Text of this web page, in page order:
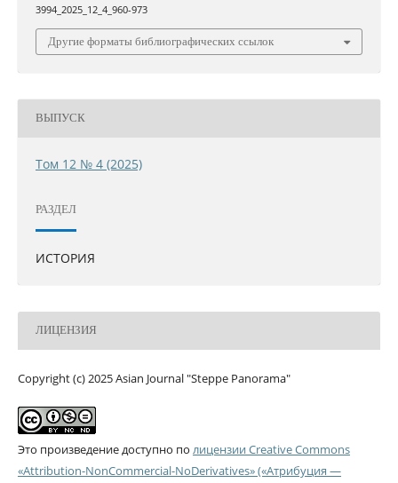
3994_2025_12_4_960-973
Другие форматы библиографических ссылок
ВЫПУСК
Том 12 № 4 (2025)
РАЗДЕЛ
ИСТОРИЯ
ЛИЦЕНЗИЯ
Copyright (c) 2025 Asian Journal "Steppe Panorama"
Это произведение доступно по лицензии Creative Commons
«Attribution-NonCommercial-NoDerivatives» («Атрибуция —